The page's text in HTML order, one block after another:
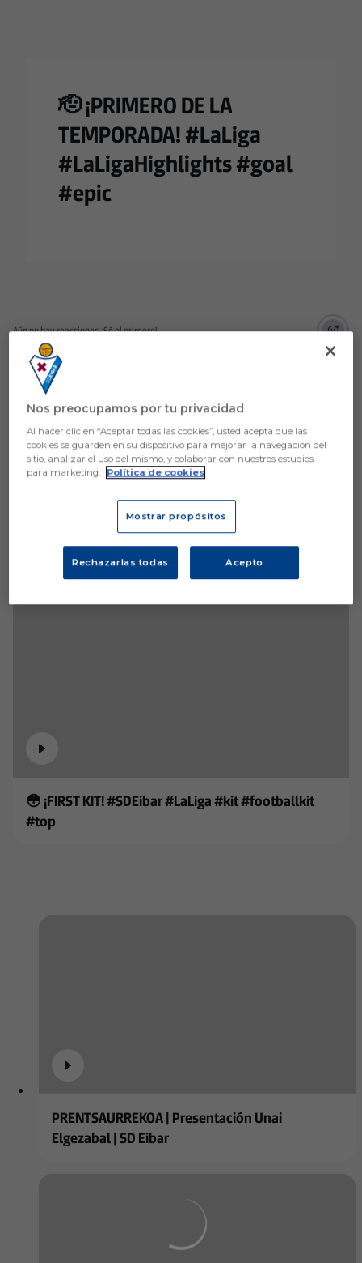
🫡 ¡PRIMERO DE LA
TEMPORADA! #LaLiga
#LaLigaHighlights #goal
#epic
Aún no hay reacciones. ¡Sé el primero!
😳 ¡FIRST KIT! #SDEibar #LaLiga #kit #footballkit
#top
PRENTSAURREKOA | Presentación Unai
Elgezabal | SD Eibar
Nos preocupamos por tu privacidad
Al hacer clic en “Aceptar todas las cookies”, usted acepta que las
cookies se guarden en su dispositivo para mejorar la navegación del
sitio, analizar el uso del mismo, y colaborar con nuestros estudios
para marketing.
Política de cookies
Mostrar propósitos
Rechazarlas todas Acepto